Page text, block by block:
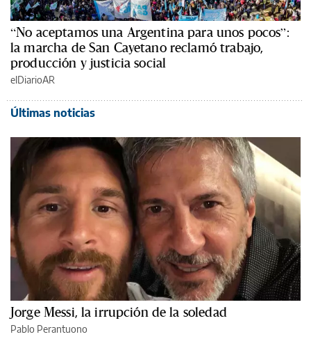
“No aceptamos una Argentina para unos pocos”:
la marcha de San Cayetano reclamó trabajo,
producción y justicia social
elDiarioAR
Últimas noticias
Jorge Messi, la irrupción de la soledad
Pablo Perantuono